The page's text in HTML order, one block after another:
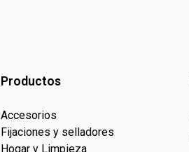
Productos
Accesorios
Fijaciones y selladores
Hogar y Limpieza